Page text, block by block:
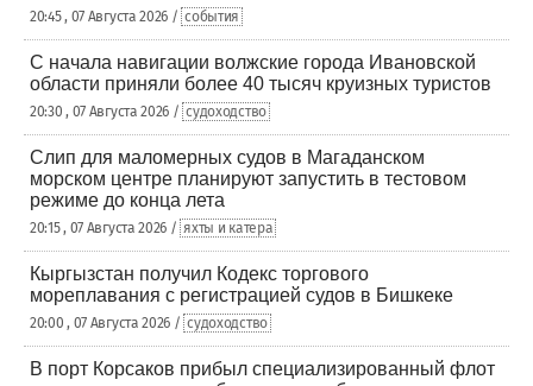
20:45 , 07 Августа 2026 / события
С начала навигации волжские города Ивановской
области приняли более 40 тысяч круизных туристов
20:30 , 07 Августа 2026 / судоходство
Слип для маломерных судов в Магаданском
морском центре планируют запустить в тестовом
режиме до конца лета
20:15 , 07 Августа 2026 / яхты и катера
Кыргызстан получил Кодекс торгового
мореплавания с регистрацией судов в Бишкеке
20:00 , 07 Августа 2026 / судоходство
В порт Корсаков прибыл специализированный флот